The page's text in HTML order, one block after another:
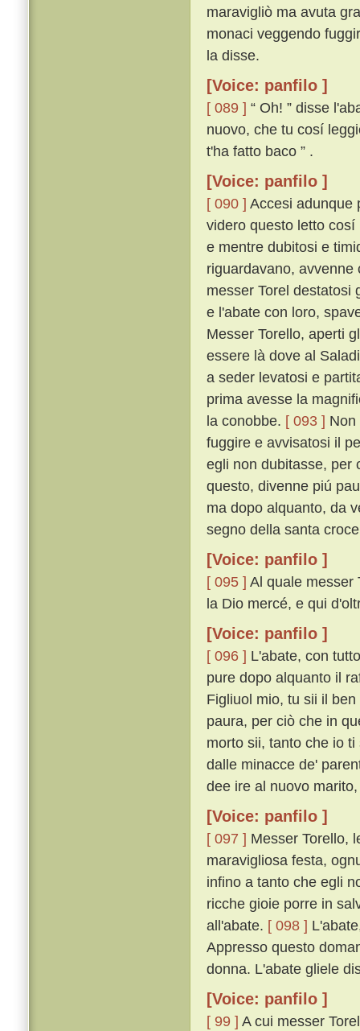
maravigliò ma avuta
monaci veggendo
la disse.
[Voice: panfilo ]
[ 089 ] “ Oh! ” disse
nuovo, che tu cosí
t'ha fatto baco ” .
[Voice: panfilo ]
[ 090 ] Accesi adunque
videro questo letto
e mentre dubitosi e
riguardavano,
messer Torel
e l'abate con loro,
Messer Torello, aperti
essere là dove al
a seder levatosi e
prima avesse la
la conobbe. [ 093 ] Non
fuggire e avvisatosi il
egli non dubitasse, per
questo, divenne piú
ma dopo alquanto, da
segno della santa
[Voice: panfilo ]
[ 095 ] Al quale messer
la Dio mercé, e qui
[Voice: panfilo ]
[ 096 ] L'abate, con
pure dopo alquanto il
Figliuol mio, tu sii il
paura, per ciò che in
morto sii, tanto che io
dalle minacce de'
dee ire al nuovo
[Voice: panfilo ]
[ 097 ] Messer Torello,
maravigliosa festa,
infino a tanto che egli
ricche gioie porre in
all'abate. [ 098 ]
Appresso questo
donna. L'abate gliele
[Voice: panfilo ]
[ 99 ] A cui messer